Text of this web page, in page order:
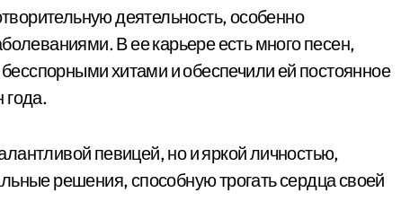
деятельность, особенно
В ее карьере есть много песен,
хитами и обеспечили ей постоянное
года.
певицей, но и яркой личностью,
решения, способную трогать сердца своей